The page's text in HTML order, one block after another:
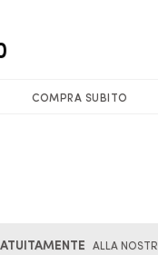
COMPRA SUBITO
ALLA